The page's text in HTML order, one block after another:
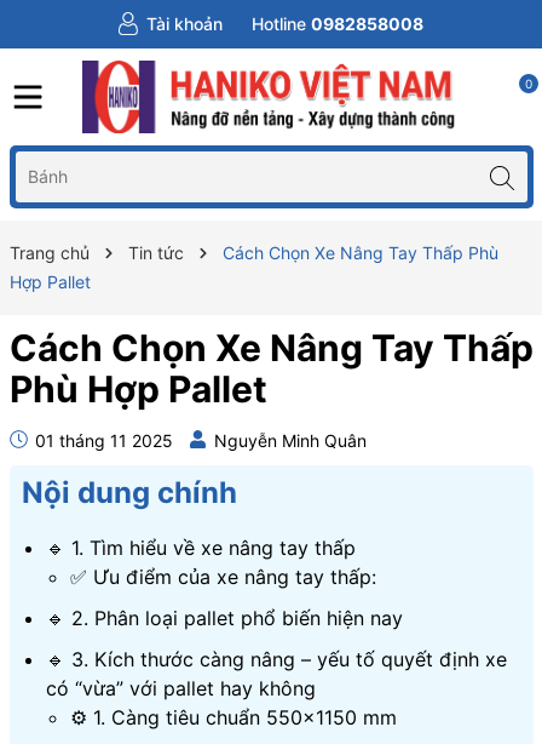
Tài khoản Hotline 0982858008
0
Trang chủ Tin tức
Cách Chọn Xe Nâng Tay Thấp Phù
Hợp Pallet
Cách Chọn Xe Nâng Tay Thấp
Phù Hợp Pallet
01 tháng 11 2025 Nguyễn Minh Quân
Nội dung chính
🔹 1. Tìm hiểu về xe nâng tay thấp
✅ Ưu điểm của xe nâng tay thấp:
🔹 2. Phân loại pallet phổ biến hiện nay
🔹 3. Kích thước càng nâng – yếu tố quyết định xe
có “vừa” với pallet hay không
⚙️ 1. Càng tiêu chuẩn 550×1150 mm